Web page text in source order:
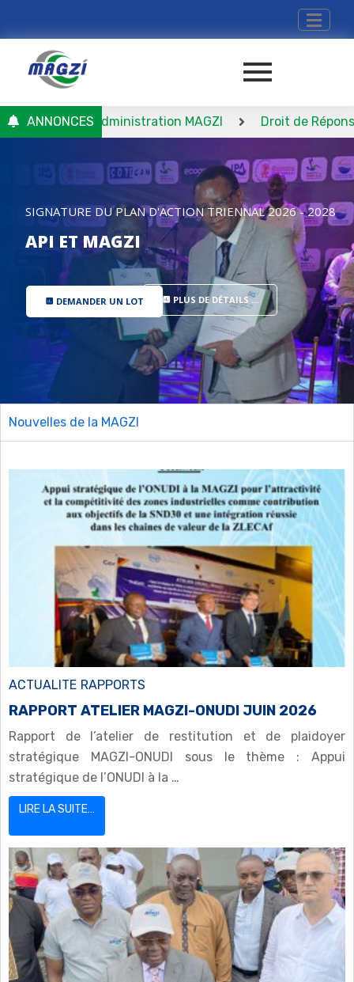
ANNONCES
d’Administration MAGZI Droit de Réponse DG
SIGNATURE DU PLAN D'ACTION TRIENNAL 2026 - 2028
API ET MAGZI
insert_chart PLUS DE DÉTAILS ...
insert_chart DEMANDER UN LOT
Nouvelles de la MAGZI
ACTUALITE RAPPORTS
RAPPORT ATELIER MAGZI-ONUDI JUIN 2026
Rapport de l’atelier de restitution et de plaidoyer
stratégique MAGZI-ONUDI sous le thème : Appui
stratégique de l’ONUDI à la …
LIRE LA SUITE…